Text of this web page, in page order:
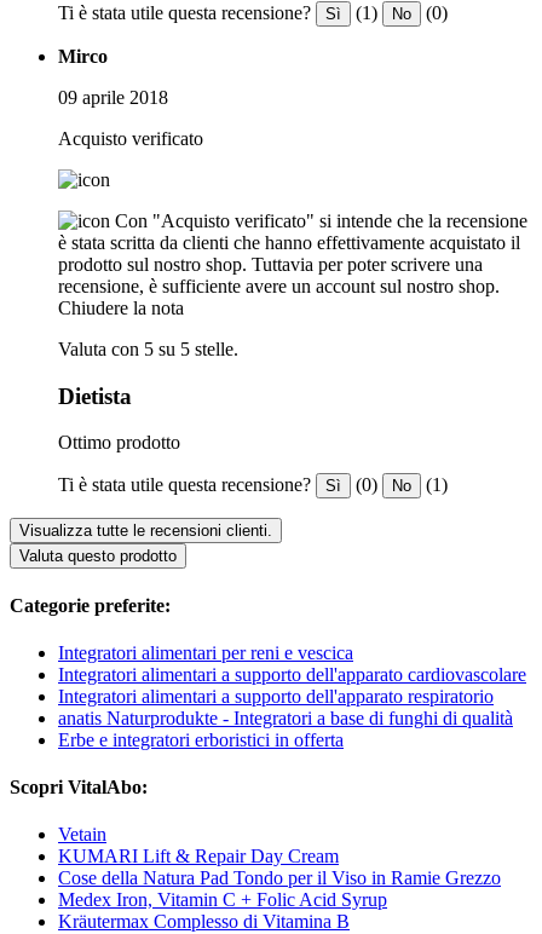
Ti è stata utile questa recensione? Sì (1) No (0)
Mirco
09 aprile 2018
Acquisto verificato
Con "Acquisto verificato" si intende che la recensione
è stata scritta da clienti che hanno effettivamente acquistato il
prodotto sul nostro shop. Tuttavia per poter scrivere una
recensione, è sufficiente avere un account sul nostro shop.
Chiudere la nota
Valuta con 5 su 5 stelle.
Dietista
Ottimo prodotto
Ti è stata utile questa recensione? Sì (0) No (1)
Visualizza tutte le recensioni clienti.
Valuta questo prodotto
Categorie preferite:
Integratori alimentari per reni e vescica
Integratori alimentari a supporto dell'apparato cardiovascolare
Integratori alimentari a supporto dell'apparato respiratorio
anatis Naturprodukte - Integratori a base di funghi di qualità
Erbe e integratori erboristici in offerta
Scopri VitalAbo:
Vetain
KUMARI Lift & Repair Day Cream
Cose della Natura Pad Tondo per il Viso in Ramie Grezzo
Medex Iron, Vitamin C + Folic Acid Syrup
Kräutermax Complesso di Vitamina B